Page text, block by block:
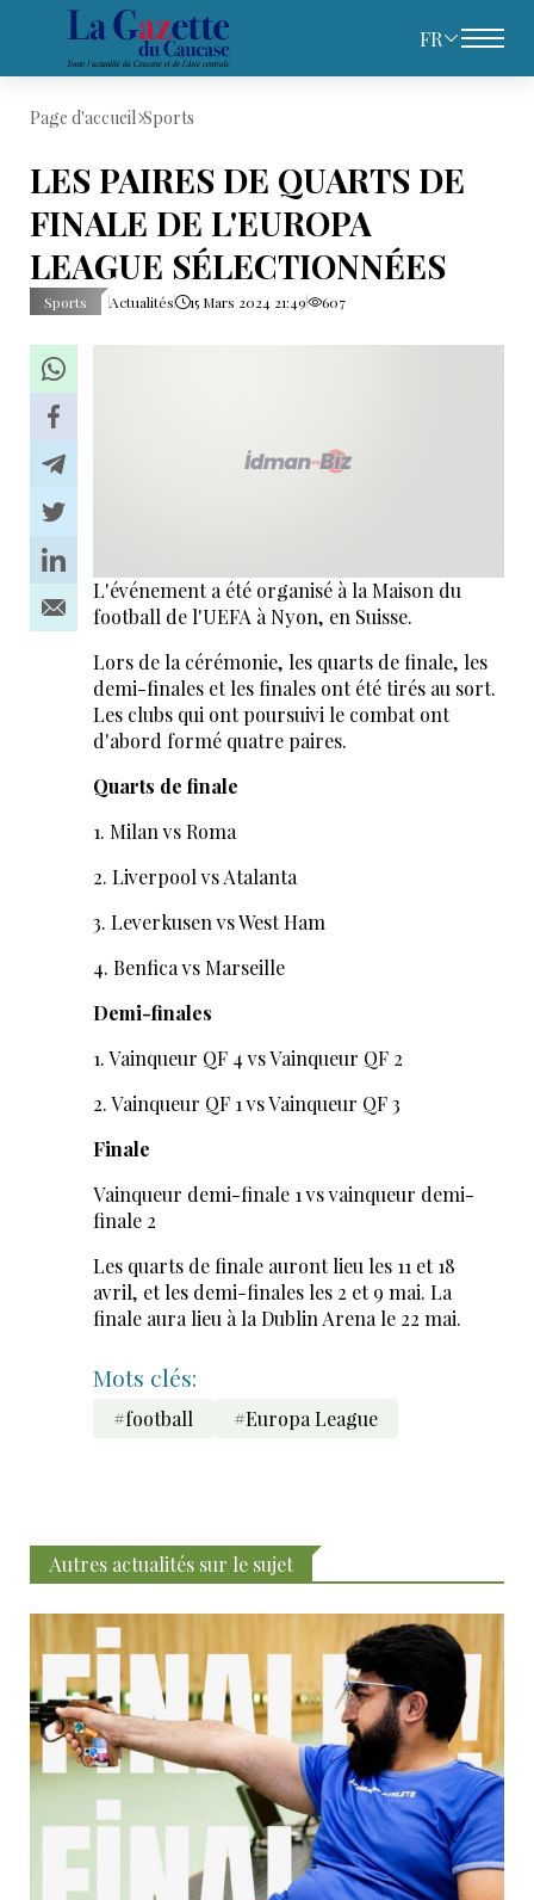
FR
Page d'accueil Sports
LES PAIRES DE QUARTS DE
FINALE DE L'EUROPA
LEAGUE SÉLECTIONNÉES
Sports Actualités 15 Mars 2024 21:49 607
L'événement a été organisé à la Maison du
football de l'UEFA à Nyon, en Suisse.
Lors de la cérémonie, les quarts de finale, les
demi-finales et les finales ont été tirés au sort.
Les clubs qui ont poursuivi le combat ont
d'abord formé quatre paires.
Quarts de finale
1. Milan vs Roma
2. Liverpool vs Atalanta
3. Leverkusen vs West Ham
4. Benfica vs Marseille
Demi-finales
1. Vainqueur QF 4 vs Vainqueur QF 2
2. Vainqueur QF 1 vs Vainqueur QF 3
Finale
Vainqueur demi-finale 1 vs vainqueur demi-
finale 2
Les quarts de finale auront lieu les 11 et 18
avril, et les demi-finales les 2 et 9 mai. La
finale aura lieu à la Dublin Arena le 22 mai.
Mots clés:
#football #Europa League
Autres actualités sur le sujet